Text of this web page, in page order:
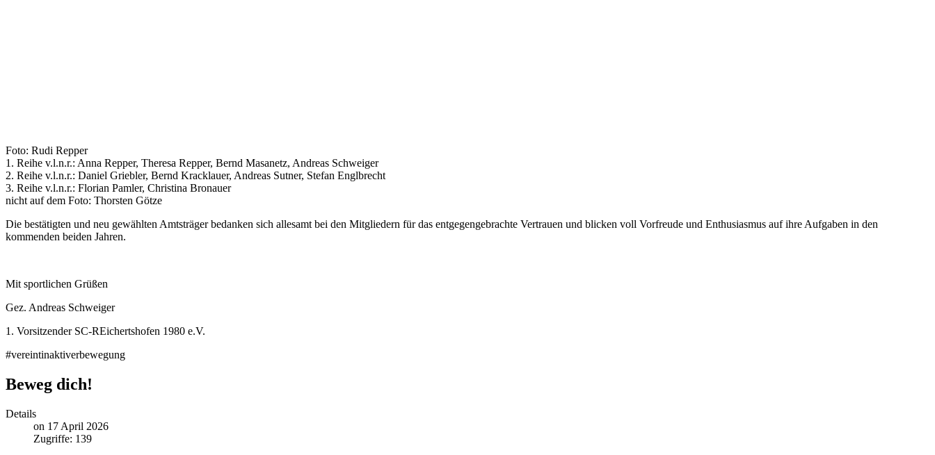
Foto: Rudi Repper
1. Reihe v.l.n.r.: Anna Repper, Theresa Repper, Bernd Masanetz, Andreas Schweiger
2. Reihe v.l.n.r.: Daniel Griebler, Bernd Kracklauer, Andreas Sutner, Stefan Englbrecht
3. Reihe v.l.n.r.: Florian Pamler, Christina Bronauer
nicht auf dem Foto: Thorsten Götze
Die bestätigten und neu gewählten Amtsträger bedanken sich allesamt bei den Mitgliedern für das entgegengebrachte Vertrauen und blicken voll Vorfreude und Enthusiasmus auf ihre Aufgaben in den
kommenden beiden Jahren.
Mit sportlichen Grüßen
Gez. Andreas Schweiger
1. Vorsitzender SC-REichertshofen 1980 e.V.
#vereintinaktiverbewegung
Beweg dich!
Details
on 17 April 2026
Zugriffe: 139